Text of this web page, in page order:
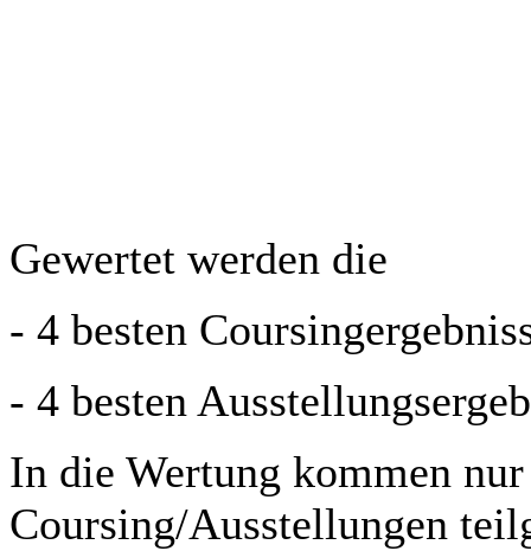
Gewertet werden die
- 4 besten
- 4 besten
In die Wertung kommen
Coursing/Ausstellungen